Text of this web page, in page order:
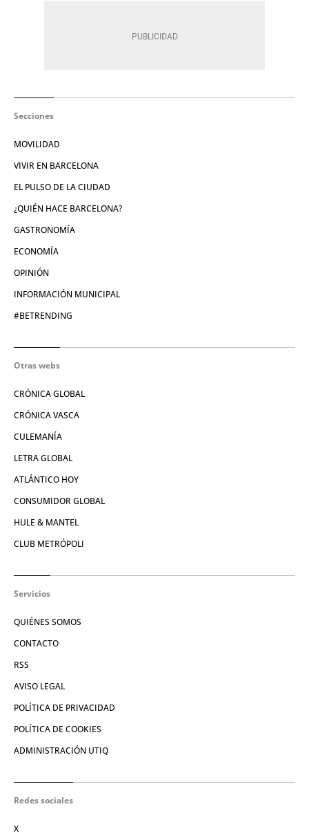
Secciones
MOVILIDAD
VIVIR EN BARCELONA
EL PULSO DE LA CIUDAD
¿QUIÉN HACE BARCELONA?
GASTRONOMÍA
ECONOMÍA
OPINIÓN
INFORMACIÓN MUNICIPAL
#BETRENDING
Otras webs
CRÓNICA GLOBAL
CRÓNICA VASCA
CULEMANÍA
LETRA GLOBAL
ATLÁNTICO HOY
CONSUMIDOR GLOBAL
HULE & MANTEL
CLUB METRÓPOLI
Servicios
QUIÉNES SOMOS
CONTACTO
RSS
AVISO LEGAL
POLÍTICA DE PRIVACIDAD
POLÍTICA DE COOKIES
ADMINISTRACIÓN UTIQ
Redes sociales
X